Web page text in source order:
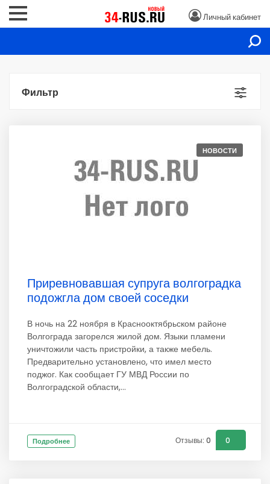
Личный кабинет
Фильтр
НОВОСТИ
Приревновавшая супруга волгоградка
подожгла дом своей соседки
В ночь на 22 ноября в Краснооктябрьском районе
Волгограда загорелся жилой дом. Языки пламени
уничтожили часть пристройки, а также мебель.
Предварительно установлено, что имел место
поджог. Как сообщает ГУ МВД России по
Волгоградской области,...
Подробнее Отзывы: 0 0